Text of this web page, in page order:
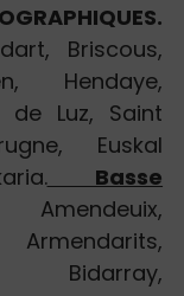
Briscous,
Hendaye,
de Luz, Saint
Euskal
Basse
Bidarray,